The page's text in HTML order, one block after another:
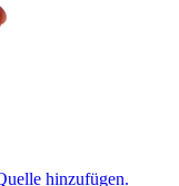
hinzufügen.